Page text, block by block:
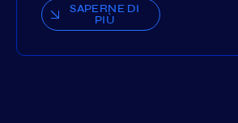
SAPERNE DI
PIÙ